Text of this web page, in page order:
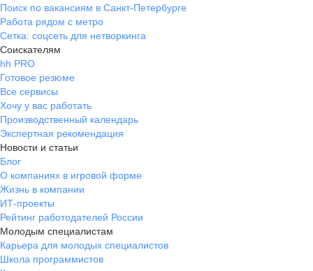
Поиск по вакансиям в Санкт-Петербурге
Работа рядом с метро
Сетка: соцсеть для нетворкинга
Соискателям
hh PRO
Готовое резюме
Все сервисы
Хочу у вас работать
Производственный календарь
Экспертная рекомендация
Новости и статьи
Блог
О компаниях в игровой форме
Жизнь в компании
ИТ-проекты
Рейтинг работодателей России
Молодым специалистам
Карьера для молодых специалистов
Школа программистов